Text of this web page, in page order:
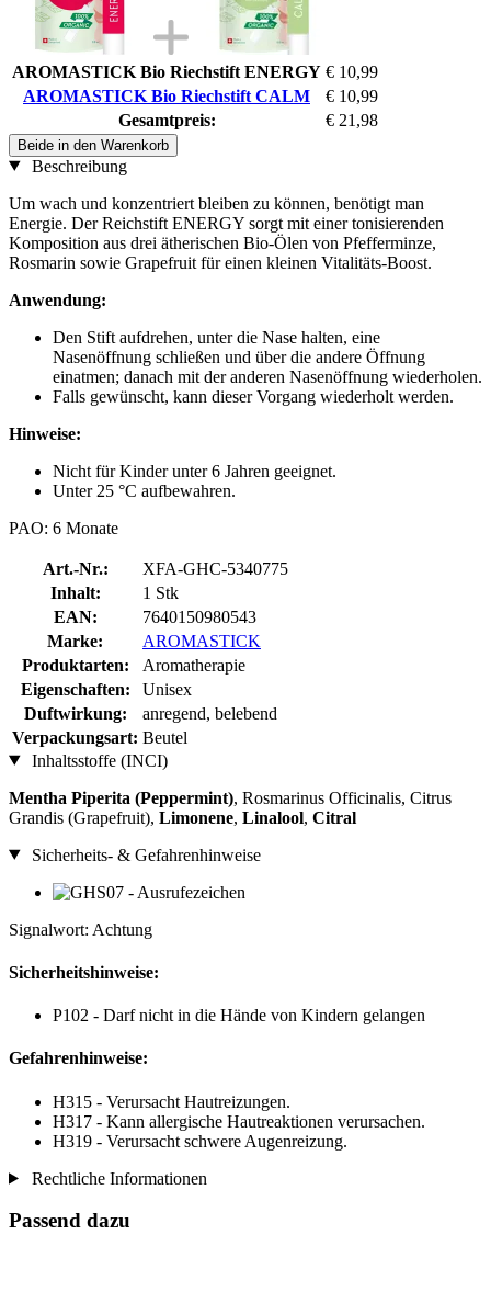
AROMASTICK Bio Riechstift ENERGY € 10,99
AROMASTICK Bio Riechstift CALM
€ 10,99
Gesamtpreis:
€ 21,98
Beide in den Warenkorb
Beschreibung
Um wach und konzentriert bleiben zu können, benötigt man
Energie. Der Reichstift ENERGY sorgt mit einer tonisierenden
Komposition aus drei ätherischen Bio-Ölen von Pfefferminze,
Rosmarin sowie Grapefruit für einen kleinen Vitalitäts-Boost.
Anwendung:
Den Stift aufdrehen, unter die Nase halten, eine
Nasenöffnung schließen und über die andere Öffnung
einatmen; danach mit der anderen Nasenöffnung wiederholen.
Falls gewünscht, kann dieser Vorgang wiederholt werden.
Hinweise:
Nicht für Kinder unter 6 Jahren geeignet.
Unter 25 °C aufbewahren.
PAO: 6 Monate
Art.-Nr.:
XFA-GHC-5340775
Inhalt:
1 Stk
EAN:
7640150980543
Marke:
AROMASTICK
Produktarten:
Aromatherapie
Eigenschaften:
Unisex
Duftwirkung:
anregend, belebend
Verpackungsart: Beutel
Inhaltsstoffe (INCI)
Mentha Piperita (Peppermint), Rosmarinus Officinalis, Citrus
Grandis (Grapefruit), Limonene, Linalool, Citral
Sicherheits- & Gefahrenhinweise
Signalwort: Achtung
Sicherheitshinweise:
P102 - Darf nicht in die Hände von Kindern gelangen
Gefahrenhinweise:
H315 - Verursacht Hautreizungen.
H317 - Kann allergische Hautreaktionen verursachen.
H319 - Verursacht schwere Augenreizung.
Rechtliche Informationen
Passend dazu